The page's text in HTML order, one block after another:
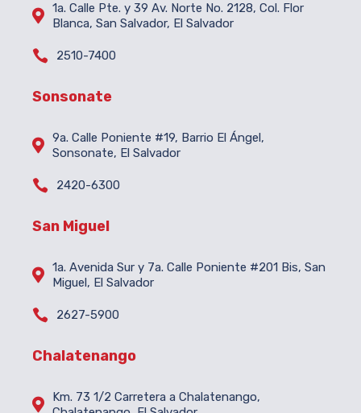
 1a. Calle Pte. y 39 Av. Norte No. 2128, Col. Flor
Blanca, San Salvador, El Salvador
 2510-7400
Sonsonate
 9a. Calle Poniente #19, Barrio El Ángel,
Sonsonate, El Salvador
 2420-6300
San Miguel
 1a. Avenida Sur y 7a. Calle Poniente #201 Bis, San
Miguel, El Salvador
 2627-5900
Chalatenango

Km. 73 1/2 Carretera a Chalatenango,